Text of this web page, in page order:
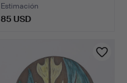
Estimación
85 USD